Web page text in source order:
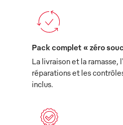
Pack complet « zéro
La livraison et la ramasse,
réparations et les
inclus.